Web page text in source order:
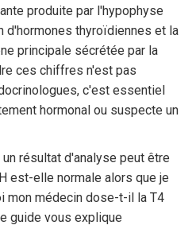
produite par l'hypophyse
d'hormones thyroïdiennes et la
principale sécrétée par la
ces chiffres n'est pas
c'est essentiel
hormonal ou suspecte un
résultat d'analyse peut être
est-elle normale alors que je
mon médecin dose-t-il la T4
guide vous explique